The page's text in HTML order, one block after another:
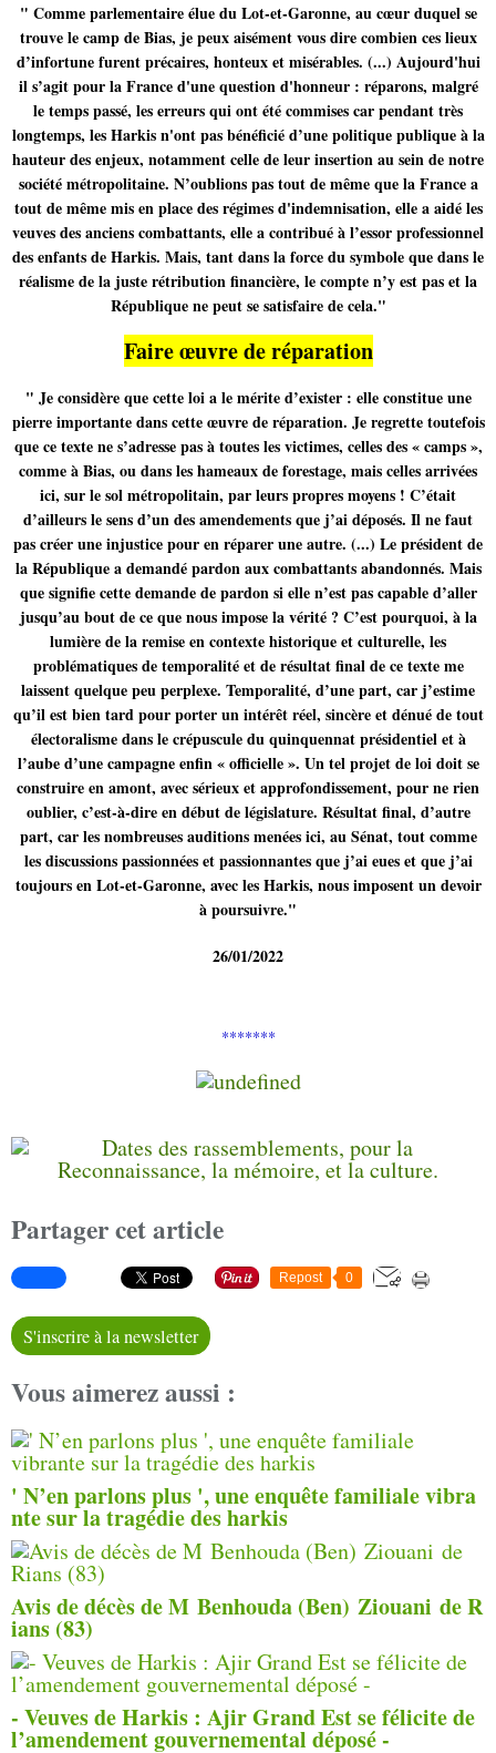
" Comme parlementaire élue du Lot-et-Garonne, au cœur duquel se
trouve le camp de Bias, je peux aisément vous dire combien ces lieux
d’infortune furent précaires, honteux et misérables. (...) Aujourd'hui
il s’agit pour la France d'une question d'honneur : réparons, malgré
le temps passé, les erreurs qui ont été commises car pendant très
longtemps, les Harkis n'ont pas bénéficié d’une politique publique à la
hauteur des enjeux, notamment celle de leur insertion au sein de notre
société métropolitaine. N’oublions pas tout de même que la France a
tout de même mis en place des régimes d'indemnisation, elle a aidé les
veuves des anciens combattants, elle a contribué à l’essor professionnel
des enfants de Harkis. Mais, tant dans la force du symbole que dans le
réalisme de la juste rétribution financière, le compte n’y est pas et la
République ne peut se satisfaire de cela."
Faire œuvre de réparation
" Je considère que cette loi a le mérite d’exister : elle constitue une
pierre importante dans cette œuvre de réparation. Je regrette toutefois
que ce texte ne s’adresse pas à toutes les victimes, celles des « camps »,
comme à Bias, ou dans les hameaux de forestage, mais celles arrivées
ici, sur le sol métropolitain, par leurs propres moyens ! C’était
d’ailleurs le sens d’un des amendements que j’ai déposés. Il ne faut
pas créer une injustice pour en réparer une autre. (...) Le président de
la République a demandé pardon aux combattants abandonnés. Mais
que signifie cette demande de pardon si elle n’est pas capable d’aller
jusqu’au bout de ce que nous impose la vérité ? C’est pourquoi, à la
lumière de la remise en contexte historique et culturelle, les
problématiques de temporalité et de résultat final de ce texte me
laissent quelque peu perplexe. Temporalité, d’une part, car j’estime
qu’il est bien tard pour porter un intérêt réel, sincère et dénué de tout
électoralisme dans le crépuscule du quinquennat présidentiel et à
l’aube d’une campagne enfin « officielle ». Un tel projet de loi doit se
construire en amont, avec sérieux et approfondissement, pour ne rien
oublier, c’est-à-dire en début de législature. Résultat final, d’autre
part, car les nombreuses auditions menées ici, au Sénat, tout comme
les discussions passionnées et passionnantes que j’ai eues et que j’ai
toujours en Lot-et-Garonne, avec les Harkis, nous imposent un devoir
à poursuivre."
26/01/2022
*******
Partager cet article
Repost 0
S'inscrire à la newsletter
Vous aimerez aussi :
' N’en parlons plus ', une enquête familiale vibra
nte sur la tragédie des harkis
Avis de décès de M Benhouda (Ben) Ziouani de R
ians (83)
- Veuves de Harkis : Ajir Grand Est se félicite de
l’amendement gouvernemental déposé -